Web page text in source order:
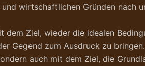
wirtschaftlichen Gründen nach
dem Ziel, wieder die idealen
Gegend zum Ausdruck zu
auch mit dem Ziel, die